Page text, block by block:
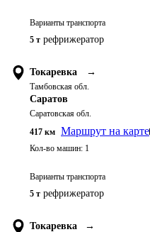
Варианты транспорта
5 т рефрижератор
Токаревка →
Тамбовская обл.
Саратов
Саратовская обл.
417 км Маршрут на карте
Кол-во машин: 1
Варианты транспорта
5 т рефрижератор
Токаревка →